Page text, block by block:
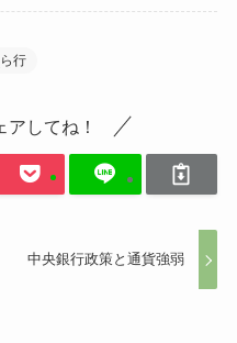
行
アしてね！
中央銀行政策と通貨強弱